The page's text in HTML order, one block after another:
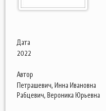
Дата
2022
Автор
Петрашевич, Инна Ивановна
Рабцевич, Вероника Юрьевна